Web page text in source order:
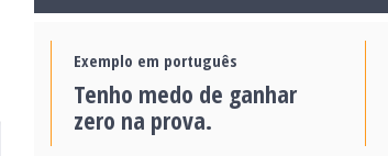
Exemplo em português
Tenho medo de ganhar
zero na prova.